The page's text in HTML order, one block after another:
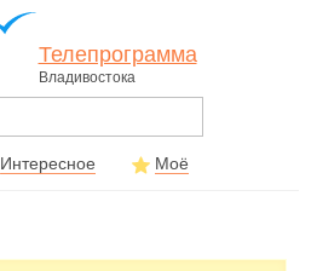
Телепрограмма
Владивостока
Интересное Моё